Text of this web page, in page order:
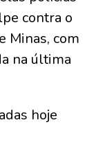
contra o
Minas, com
na última
hoje